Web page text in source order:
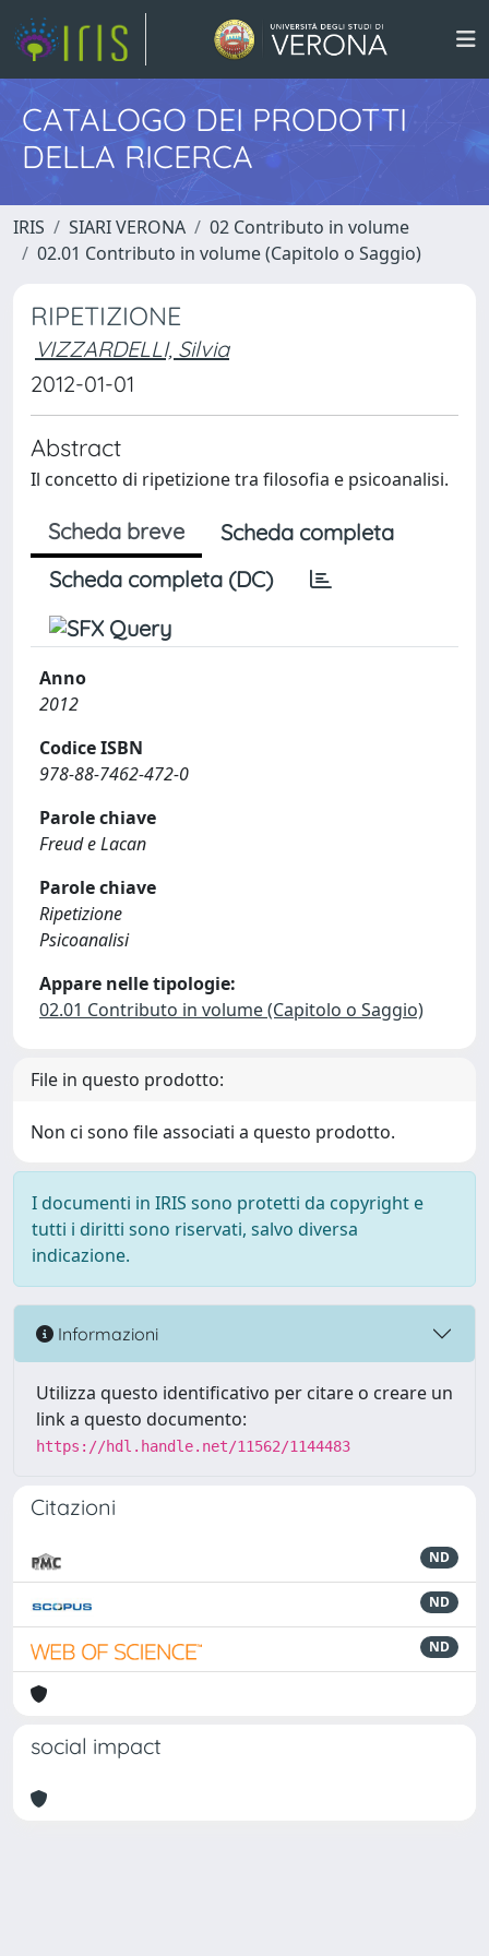
CATALOGO DEI PRODOTTI
DELLA RICERCA
IRIS SIARI VERONA
02 Contributo in volume
02.01 Contributo in volume (Capitolo o Saggio)
RIPETIZIONE
VIZZARDELLI, Silvia
2012-01-01
Abstract
Il concetto di ripetizione tra filosofia e psicoanalisi.
Scheda breve
Scheda completa
Scheda completa (DC)
Anno
2012
Codice ISBN
978-88-7462-472-0
Parole chiave
Freud e Lacan
Parole chiave
Ripetizione
Psicoanalisi
Appare nelle tipologie:
02.01 Contributo in volume (Capitolo o Saggio)
File in questo prodotto:
Non ci sono file associati a questo prodotto.
I documenti in IRIS sono protetti da copyright e
tutti i diritti sono riservati, salvo diversa
indicazione.
Informazioni
Utilizza questo identificativo per citare o creare un
link a questo documento:
https://hdl.handle.net/11562/1144483
Citazioni
ND
ND
ND
social impact